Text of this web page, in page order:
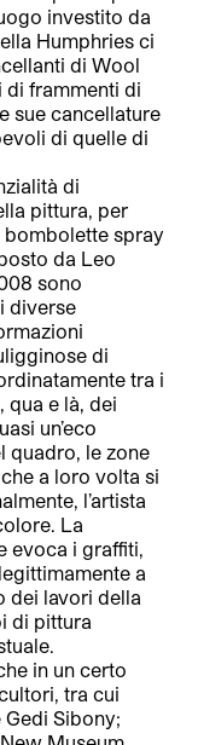
investito da
Humphries ci
di Wool
di frammenti di
sue cancellature
di quelle di
di
pittura, per
bombolette spray
da Leo
sono
diverse
di
tra i
qua e là, dei
un’eco
quadro, le zone
a loro volta si
l’artista
La
evoca i graffiti,
a
dei lavori della
di pittura
in un certo
tra cui
Sibony;